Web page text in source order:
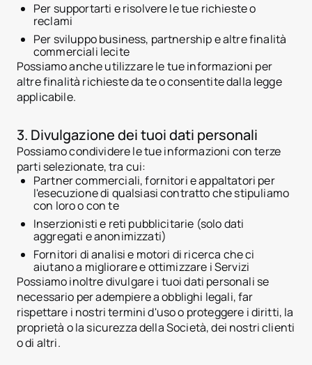
Per supportarti e risolvere le tue richieste o
reclami
Per sviluppo business, partnership e altre finalità
commerciali lecite
Possiamo anche utilizzare le tue informazioni per
altre finalità richieste da te o consentite dalla legge
applicabile.
3. Divulgazione dei tuoi dati personali
Possiamo condividere le tue informazioni con terze
parti selezionate, tra cui:
Partner commerciali, fornitori e appaltatori per
l'esecuzione di qualsiasi contratto che stipuliamo
con loro o con te
Inserzionisti e reti pubblicitarie (solo dati
aggregati e anonimizzati)
Fornitori di analisi e motori di ricerca che ci
aiutano a migliorare e ottimizzare i Servizi
Possiamo inoltre divulgare i tuoi dati personali se
necessario per adempiere a obblighi legali, far
rispettare i nostri termini d'uso o proteggere i diritti, la
proprietà o la sicurezza della Società, dei nostri clienti
o di altri.